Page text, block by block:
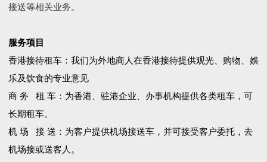
接送等相关业务。
服务项目
香港接待租车：我们为外地商人在香港接待提供观光、购物、娛
乐及饮食的专业意见
商 务 租 车：为香港、驻港企业、办事机构提供各类租车，可
长期租车。
机 场 接 送：为客户提供机场接送车，并可接受客户委托，去
机场接或送客人。